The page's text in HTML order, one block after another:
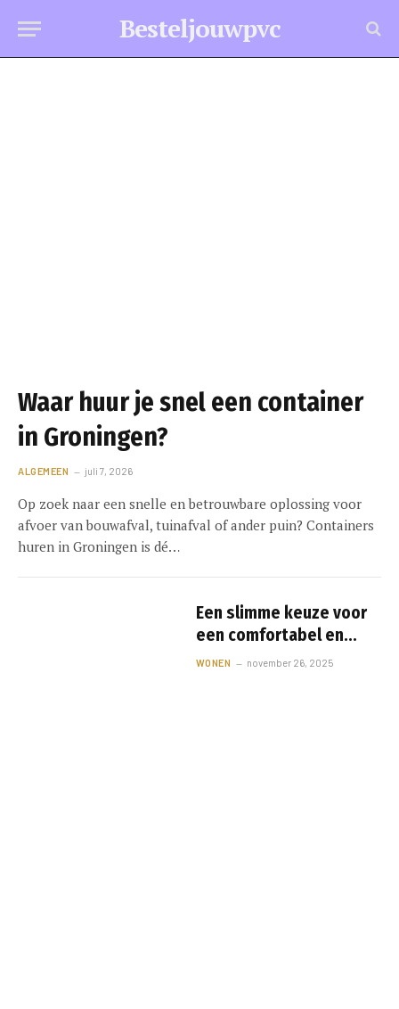
Besteljouwpvc
Waar huur je snel een container
in Groningen?
ALGEMEEN juli 7, 2026
Op zoek naar een snelle en betrouwbare oplossing voor
afvoer van bouwafval, tuinafval of ander puin? Containers
huren in Groningen is dé…
Een slimme keuze voor
een comfortabel en
duurzaam huis
WONEN november 26, 2025